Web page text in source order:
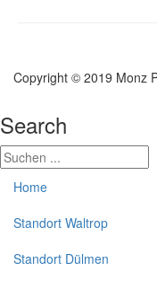
Copyright © 2019 Monz
Search
Home
Standort Waltrop
Standort Dülmen